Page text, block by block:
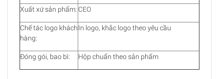
Xuất xứ sản phẩm: CEO
Chế tác logo khách
hàng:
In logo, khắc logo theo yêu cầu
Đóng gói, bao bì: Hộp chuẩn theo sản phẩm